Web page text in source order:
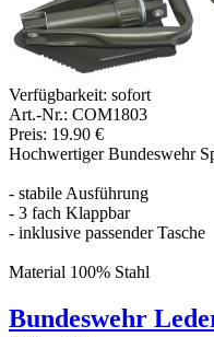
Verfügbarkeit: sofort
Art.-Nr.: COM1803
Preis: 19.90 €
Hochwertiger Bundeswehr
- stabile Ausführung
- 3 fach Klappbar
- inklusive passender Tasche
Material 100% Stahl
Bundeswehr